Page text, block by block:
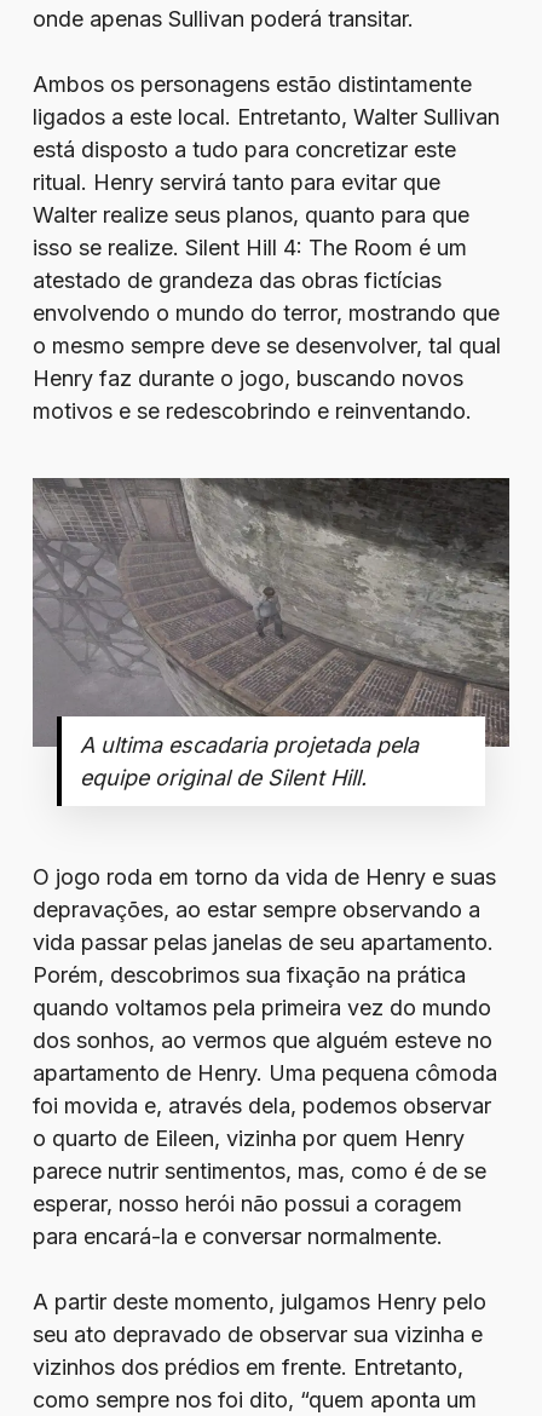
onde apenas Sullivan poderá transitar.
Ambos os personagens estão distintamente
ligados a este local. Entretanto, Walter Sullivan
está disposto a tudo para concretizar este
ritual. Henry servirá tanto para evitar que
Walter realize seus planos, quanto para que
isso se realize. Silent Hill 4: The Room é um
atestado de grandeza das obras fictícias
envolvendo o mundo do terror, mostrando que
o mesmo sempre deve se desenvolver, tal qual
Henry faz durante o jogo, buscando novos
motivos e se redescobrindo e reinventando.
A ultima escadaria projetada pela
equipe original de Silent Hill.
O jogo roda em torno da vida de Henry e suas
depravações, ao estar sempre observando a
vida passar pelas janelas de seu apartamento.
Porém, descobrimos sua fixação na prática
quando voltamos pela primeira vez do mundo
dos sonhos, ao vermos que alguém esteve no
apartamento de Henry. Uma pequena cômoda
foi movida e, através dela, podemos observar
o quarto de Eileen, vizinha por quem Henry
parece nutrir sentimentos, mas, como é de se
esperar, nosso herói não possui a coragem
para encará-la e conversar normalmente.
A partir deste momento, julgamos Henry pelo
seu ato depravado de observar sua vizinha e
vizinhos dos prédios em frente. Entretanto,
como sempre nos foi dito, “quem aponta um